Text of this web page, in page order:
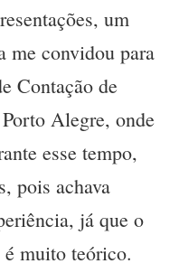
um
me convidou para
Contação de
Alegre, onde
esse tempo,
pois achava
já que o
muito teórico.